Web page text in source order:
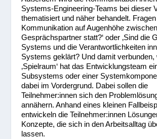
Systems-Engineering-Teams bei dieser
thematisiert und näher behandelt. Fragen
Kommunikation auf Augenhöhe
Gesprächspartner statt?‘ oder ‚Sind die
Systems und die Verantwortlichkeiten
Systems geklärt? Und damit verbunden,
‚Spielraum‘ hat das Entwicklungsteam
Subsystems oder einer
dabei im Vordergrund. Dabei sollen die
Teilnehmer:innen sich den
annähern. Anhand eines kleinen
entwickeln die Teilnehmer:innen
Konzepte, die sich in den Arbeitsalltag
lassen.